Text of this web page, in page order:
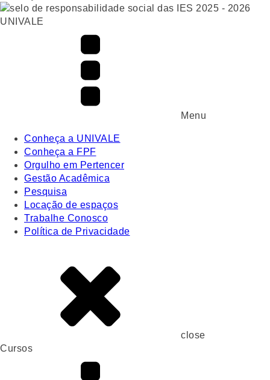
UNIVALE
Menu
Conheça a UNIVALE
Conheça a FPF
Orgulho em Pertencer
Gestão Acadêmica
Pesquisa
Locação de espaços
Trabalhe Conosco
Política de Privacidade
close
Cursos